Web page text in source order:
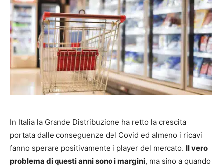
In Italia la Grande Distribuzione ha retto la crescita
portata dalle conseguenze del Covid ed almeno i ricavi
fanno sperare positivamente i player del mercato. Il vero
problema di questi anni sono i margini, ma sino a quando